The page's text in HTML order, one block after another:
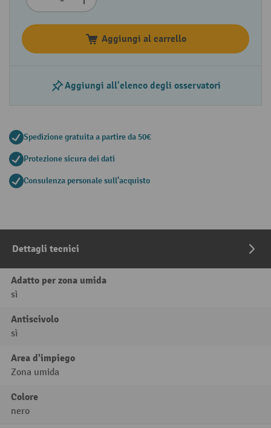
Aggiungi al carrello
Aggiungi all'elenco degli osservatori
Spedizione gratuita a partire da 50€
Protezione sicura dei dati
Consulenza personale sull'acquisto
Dettagli tecnici
Adatto per zona umida
sì
Antiscivolo
sì
Area d'impiego
Zona umida
Colore
nero